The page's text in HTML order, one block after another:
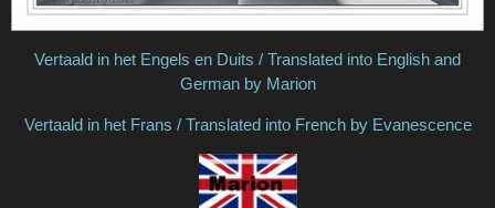
Vertaald in het Engels en Duits / Translated into English and
German by Marion
Vertaald in het Frans / Translated into French by Evanescence